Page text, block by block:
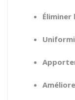
Éliminer